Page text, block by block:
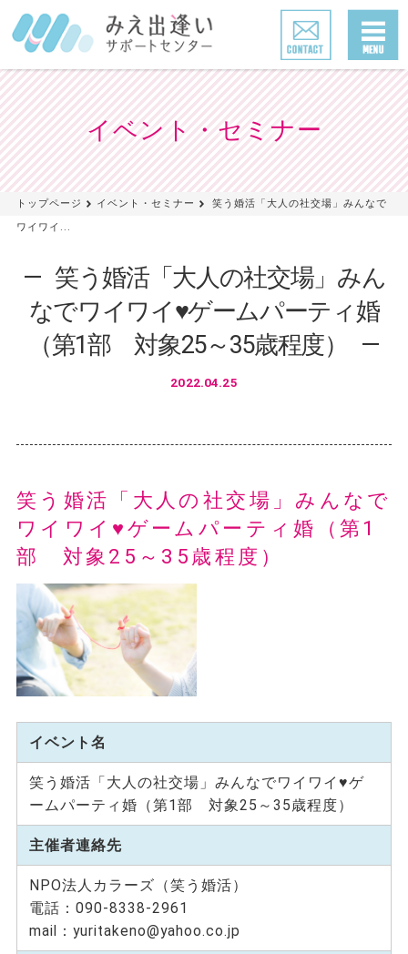
イベント・セミナー
トップページ イベント・セミナー
笑う婚活「大人の社交場」みんなで
ワイワイ...
笑う婚活「大人の社交場」みん
なでワイワイ♥ゲームパーティ婚
（第1部 対象25～35歳程度）
2022.04.25
笑う婚活「大人の社交場」みんなで
ワイワイ♥ゲームパーティ婚（第1
部 対象25～35歳程度）
イベント名
笑う婚活「大人の社交場」みんなでワイワイ♥ゲ
ームパーティ婚（第1部 対象25～35歳程度）
主催者連絡先
NPO法人カラーズ（笑う婚活）
電話：090-8338-2961
mail：yuritakeno@yahoo.co.jp